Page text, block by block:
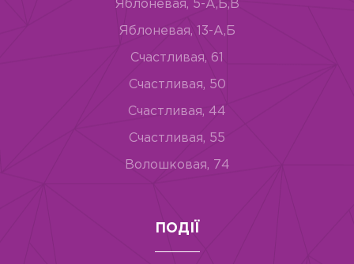
Яблоневая, 5-А,Б,В
Яблоневая, 13-А,Б
Счастливая, 61
Счастливая, 50
Счастливая, 44
Счастливая, 55
Волошковая, 74
ПОДІЇ